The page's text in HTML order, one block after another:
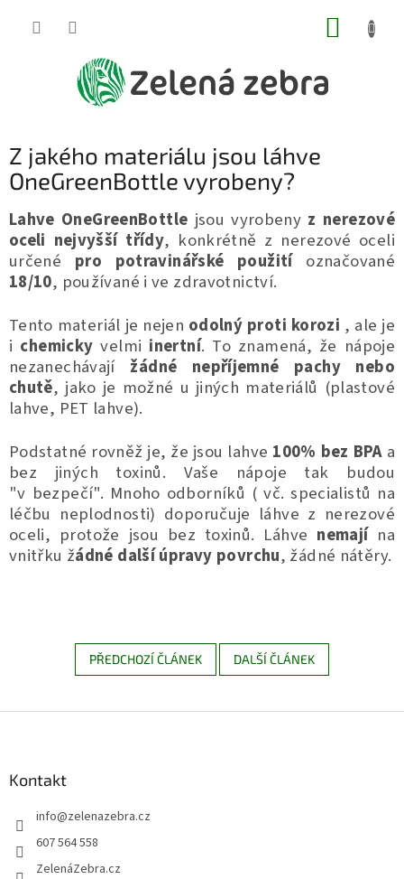
Z jakého materiálu jsou láhve
OneGreenBottle vyrobeny?
Lahve OneGreenBottle jsou vyrobeny z nerezové
oceli nejvyšší třídy, konkrétně z nerezové oceli
určené pro potravinářské použitíoznačované
18/10, používané i ve zdravotnictví.
Tento materiál je nejen odolný proti korozi , ale je
i chemicky velmi inertní. To znamená, že nápoje
nezanechávají žádné nepříjemné pachy nebo
chutě, jako je možné u jiných materiálů (plastové
lahve, PET lahve).
Podstatné rovněž je, že jsou lahve 100% bez BPAa
bez jiných toxinů. Vaše nápoje tak budou
"v bezpečí". Mnoho odborníků ( vč. specialistů na
léčbu neplodnosti) doporučuje láhve z nerezové
oceli, protože jsou bez toxinů. Láhve nemajína
vnitřku žádné další úpravy povrchu, žádné nátěry.
PŘEDCHOZÍ ČLÁNEK DALŠÍ ČLÁNEK
Kontakt
info@zelenazebra.cz
607 564 558
ZelenáZebra.cz